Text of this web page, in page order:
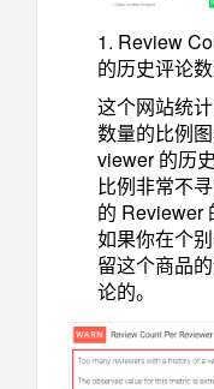
1. Review
的历史评论数
这个网站统
数量的比例
viewer 的历
比例非常不
的 Reviewer
如果你在个
留这个商品
论的。